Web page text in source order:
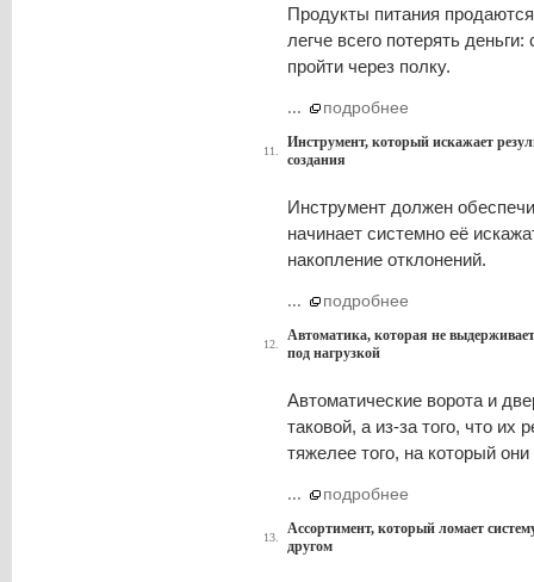
Продукты питания
легче всего потерять
пройти через полку.
... подробнее
11.
Инструмент, который искажает
создания
Инструмент должен
начинает системно её
накопление отклонений.
... подробнее
12.
Автоматика, которая не
под нагрузкой
Автоматические ворота и
таковой, а из-за того, что
тяжелее того, на который
... подробнее
13.
Ассортимент, который ломает
другом